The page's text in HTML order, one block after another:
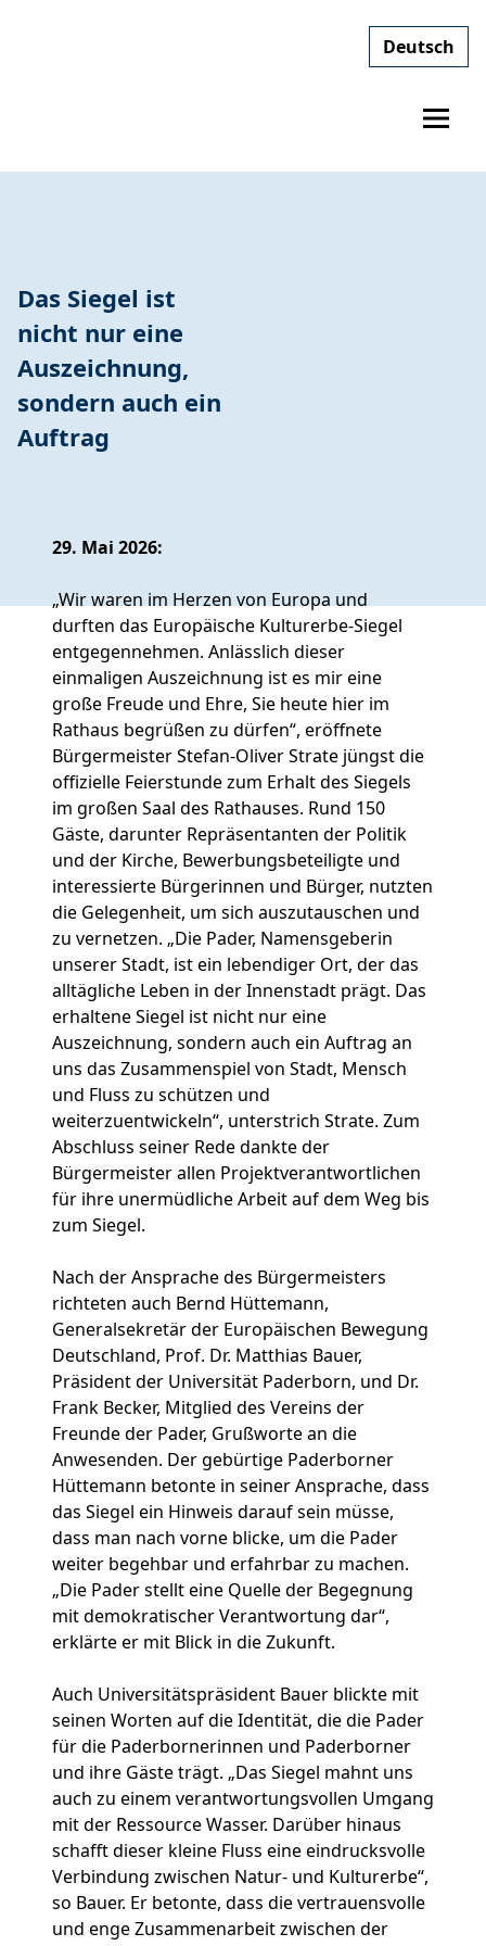
Deutsch
Das Siegel ist
nicht nur eine
Auszeichnung,
sondern auch ein
Auftrag
29. Mai 2026:
„Wir waren im Herzen von Europa und
durften das Europäische Kulturerbe-Siegel
entgegennehmen. Anlässlich dieser
einmaligen Auszeichnung ist es mir eine
große Freude und Ehre, Sie heute hier im
Rathaus begrüßen zu dürfen“, eröffnete
Bürgermeister Stefan-Oliver Strate jüngst die
offizielle Feierstunde zum Erhalt des Siegels
im großen Saal des Rathauses. Rund 150
Gäste, darunter Repräsentanten der Politik
und der Kirche, Bewerbungsbeteiligte und
interessierte Bürgerinnen und Bürger, nutzten
die Gelegenheit, um sich auszutauschen und
zu vernetzen. „Die Pader, Namensgeberin
unserer Stadt, ist ein lebendiger Ort, der das
alltägliche Leben in der Innenstadt prägt. Das
erhaltene Siegel ist nicht nur eine
Auszeichnung, sondern auch ein Auftrag an
uns das Zusammenspiel von Stadt, Mensch
und Fluss zu schützen und
weiterzuentwickeln“, unterstrich Strate. Zum
Abschluss seiner Rede dankte der
Bürgermeister allen Projektverantwortlichen
für ihre unermüdliche Arbeit auf dem Weg bis
zum Siegel.
Nach der Ansprache des Bürgermeisters
richteten auch Bernd Hüttemann,
Generalsekretär der Europäischen Bewegung
Deutschland, Prof. Dr. Matthias Bauer,
Präsident der Universität Paderborn, und Dr.
Frank Becker, Mitglied des Vereins der
Freunde der Pader, Grußworte an die
Anwesenden. Der gebürtige Paderborner
Hüttemann betonte in seiner Ansprache, dass
das Siegel ein Hinweis darauf sein müsse,
dass man nach vorne blicke, um die Pader
weiter begehbar und erfahrbar zu machen.
„Die Pader stellt eine Quelle der Begegnung
mit demokratischer Verantwortung dar“,
erklärte er mit Blick in die Zukunft.
Auch Universitätspräsident Bauer blickte mit
seinen Worten auf die Identität, die die Pader
für die Paderbornerinnen und Paderborner
und ihre Gäste trägt. „Das Siegel mahnt uns
auch zu einem verantwortungsvollen Umgang
mit der Ressource Wasser. Darüber hinaus
schafft dieser kleine Fluss eine eindrucksvolle
Verbindung zwischen Natur- und Kulturerbe“,
so Bauer. Er betonte, dass die vertrauensvolle
und enge Zusammenarbeit zwischen der